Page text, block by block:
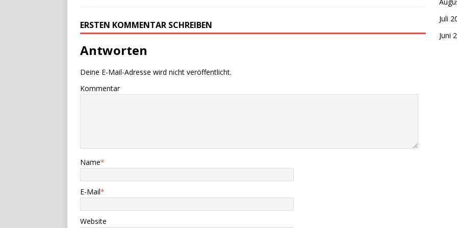
ERSTEN KOMMENTAR SCHREIBEN
Antworten
Deine E-Mail-Adresse wird nicht veröffentlicht.
Kommentar
Name*
E-Mail*
Website
Juli
Juni